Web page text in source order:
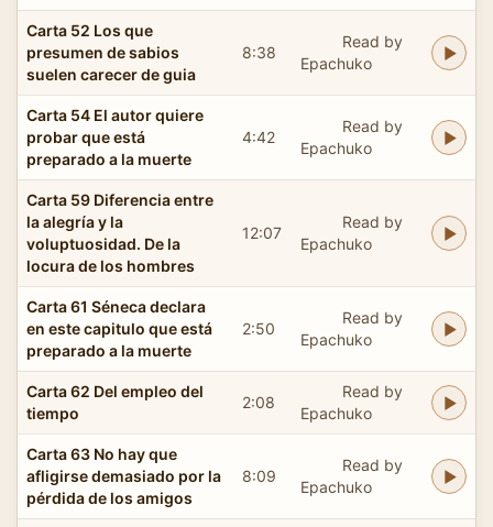
Carta 52 Los que
presumen de sabios
suelen carecer de guia
8:38
Read by
Epachuko
Carta 54 El autor quiere
probar que está
preparado a la muerte
4:42
Read by
Epachuko
Carta 59 Diferencia entre
la alegría y la
voluptuosidad. De la
locura de los hombres
12:07
Read by
Epachuko
Carta 61 Séneca declara
en este capitulo que está
preparado a la muerte
2:50
Read by
Epachuko
Carta 62 Del empleo del
tiempo
2:08
Read by
Epachuko
Carta 63 No hay que
afligirse demasiado por la
pérdida de los amigos
8:09
Read by
Epachuko